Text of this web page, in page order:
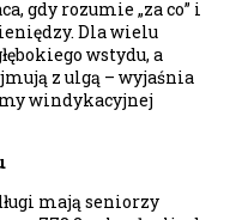
gdy rozumie „za co” i
Dla wielu
wstydu, a
z ulgą – wyjaśnia
windykacyjnej
mają seniorzy